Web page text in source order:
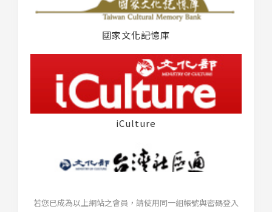
國家文化記憶庫
iCulture
若您已成為以上網站之會員，請使用同一組帳號與密碼登入